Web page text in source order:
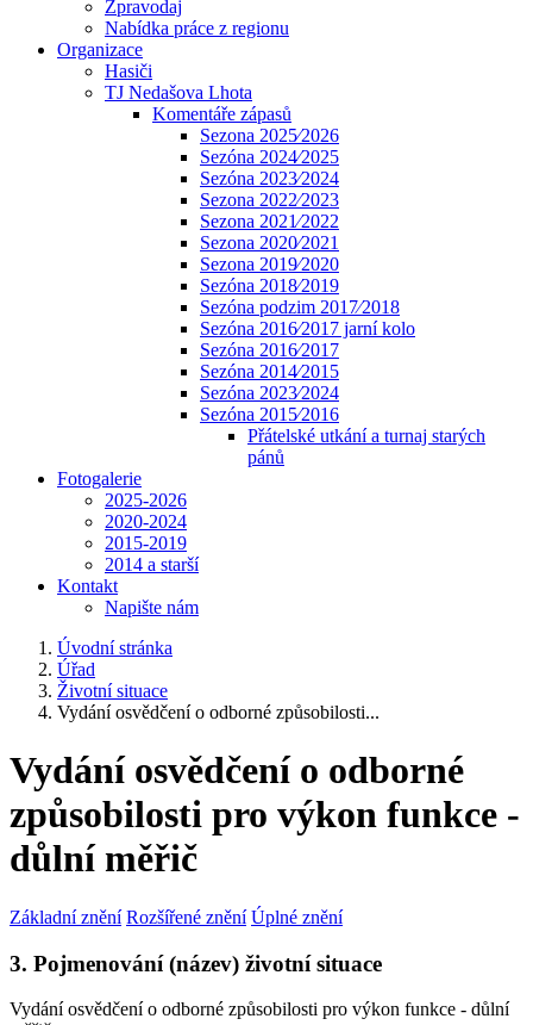
Zpravodaj
Nabídka práce z regionu
Organizace
Hasiči
TJ Nedašova Lhota
Komentáře zápasů
Sezona 2025⁄2026
Sezóna 2024⁄2025
Sezóna 2023⁄2024
Sezona 2022⁄2023
Sezona 2021⁄2022
Sezona 2020⁄2021
Sezona 2019⁄2020
Sezóna 2018⁄2019
Sezóna podzim 2017⁄2018
Sezóna 2016⁄2017 jarní kolo
Sezóna 2016⁄2017
Sezóna 2014⁄2015
Sezóna 2023⁄2024
Sezóna 2015⁄2016
Přátelské utkání a turnaj starých
pánů
Fotogalerie
2025-2026
2020-2024
2015-2019
2014 a starší
Kontakt
Napište nám
Úvodní stránka
Úřad
Životní situace
Vydání osvědčení o odborné způsobilosti...
Vydání osvědčení o odborné
způsobilosti pro výkon funkce -
důlní měřič
Základní znění Rozšířené znění Úplné znění
3. Pojmenování (název) životní situace
Vydání osvědčení o odborné způsobilosti pro výkon funkce - důlní